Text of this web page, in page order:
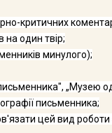
критичних
на один твір;
минулого);
„Музею
письменника;
цей вид